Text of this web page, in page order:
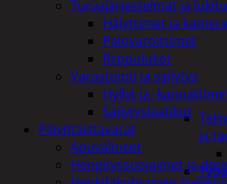
ja
Turvajärjestelmät ja
Hälyttimet ja
Palovaroittimet
Riippulukot
Varastointi ja säilytys
Hyllyt ja -
Säilytyslaatikot
Päivittäistavarat
Apuvälineet
Hengityssuojaimet ja